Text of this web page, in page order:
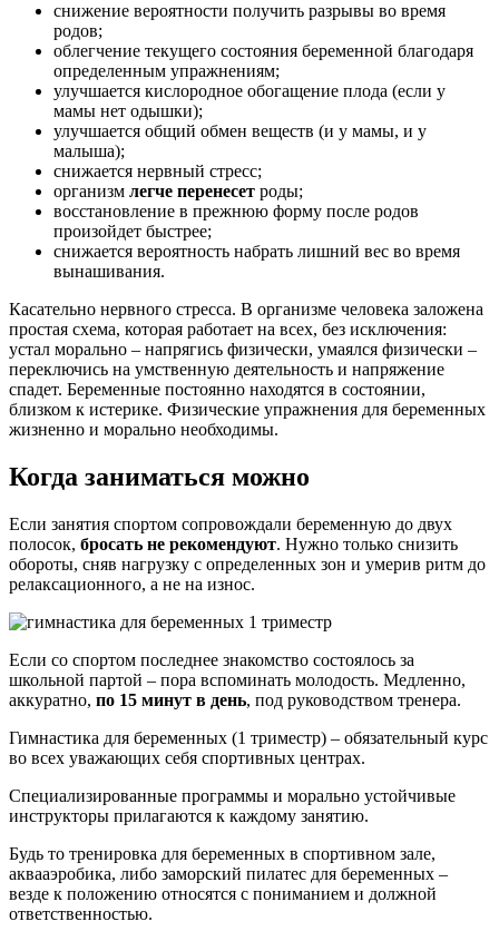
снижение вероятности получить разрывы во время
родов;
облегчение текущего состояния беременной благодаря
определенным упражнениям;
улучшается кислородное обогащение плода (если у
мамы нет одышки);
улучшается общий обмен веществ (и у мамы, и у
малыша);
снижается нервный стресс;
организм легче перенесет роды;
восстановление в прежнюю форму после родов
произойдет быстрее;
снижается вероятность набрать лишний вес во время
вынашивания.
Касательно нервного стресса. В организме человека заложена
простая схема, которая работает на всех, без исключения:
устал морально – напрягись физически, умаялся физически –
переключись на умственную деятельность и напряжение
спадет. Беременные постоянно находятся в состоянии,
близком к истерике. Физические упражнения для беременных
жизненно и морально необходимы.
Когда заниматься можно
Если занятия спортом сопровождали беременную до двух
полосок, бросать не рекомендуют. Нужно только снизить
обороты, сняв нагрузку с определенных зон и умерив ритм до
релаксационного, а не на износ.
Если со спортом последнее знакомство состоялось за
школьной партой – пора вспоминать молодость. Медленно,
аккуратно, по 15 минут в день, под руководством тренера.
Гимнастика для беременных (1 триместр) – обязательный курс
во всех уважающих себя спортивных центрах.
Специализированные программы и морально устойчивые
инструкторы прилагаются к каждому занятию.
Будь то тренировка для беременных в спортивном зале,
аквааэробика, либо заморский пилатес для беременных –
везде к положению относятся с пониманием и должной
ответственностью.